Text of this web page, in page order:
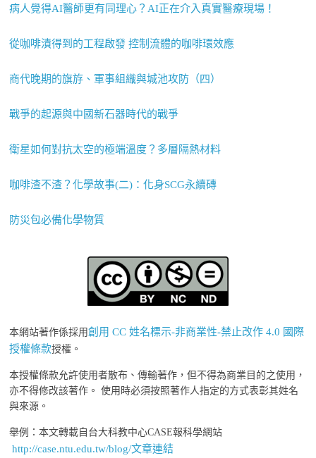
病人覺得AI醫師更有同理心？AI正在介入真實醫療現場！
從咖啡漬得到的工程啟發 控制流體的咖啡環效應
商代晚期的旗斿、軍事組織與城池攻防（四）
戰爭的起源與中國新石器時代的戰爭
衛星如何對抗太空的極端溫度？多層隔熱材料
咖啡渣不渣？化學故事(二)：化身SCG永續磚
防災包必備化學物質
本網站著作係採用創用 CC 姓名標示-非商業性-禁止改作 4.0 國際
授權條款授權。
本授權條款允許使用者散布、傳輸著作，但不得為商業目的之使用，
亦不得修改該著作。 使用時必須按照著作人指定的方式表彰其姓名
與來源。
舉例：本文轉載自台大科教中心CASE報科學網站
http://case.ntu.edu.tw/blog/文章連結